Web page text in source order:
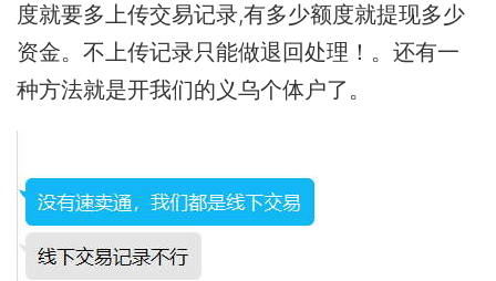
度就要多上传交易记录,有多少额度就提现多少
资金。不上传记录只能做退回处理！。还有一
种方法就是开我们的义乌个体户了。